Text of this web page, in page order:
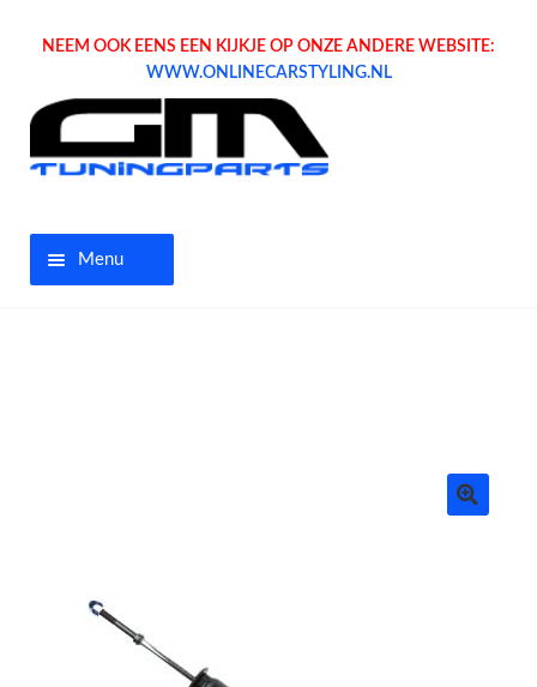
NEEM OOK EENS EEN KIJKJE OP ONZE ANDERE WEBSITE:
WWW.ONLINECARSTYLING.NL
Menu
OPC Line
Bedrijfswagen parts